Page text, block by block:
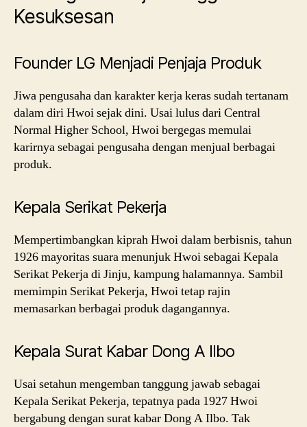
Kesuksesan
Founder LG Menjadi Penjaja Produk
Jiwa pengusaha dan karakter kerja keras sudah tertanam
dalam diri Hwoi sejak dini. Usai lulus dari Central
Normal Higher School, Hwoi bergegas memulai
karirnya sebagai pengusaha dengan menjual berbagai
produk.
Kepala Serikat Pekerja
Mempertimbangkan kiprah Hwoi dalam berbisnis, tahun
1926 mayoritas suara menunjuk Hwoi sebagai Kepala
Serikat Pekerja di Jinju, kampung halamannya. Sambil
memimpin Serikat Pekerja, Hwoi tetap rajin
memasarkan berbagai produk dagangannya.
Kepala Surat Kabar Dong A Ilbo
Usai setahun mengemban tanggung jawab sebagai
Kepala Serikat Pekerja, tepatnya pada 1927 Hwoi
bergabung dengan surat kabar Dong A Ilbo. Tak